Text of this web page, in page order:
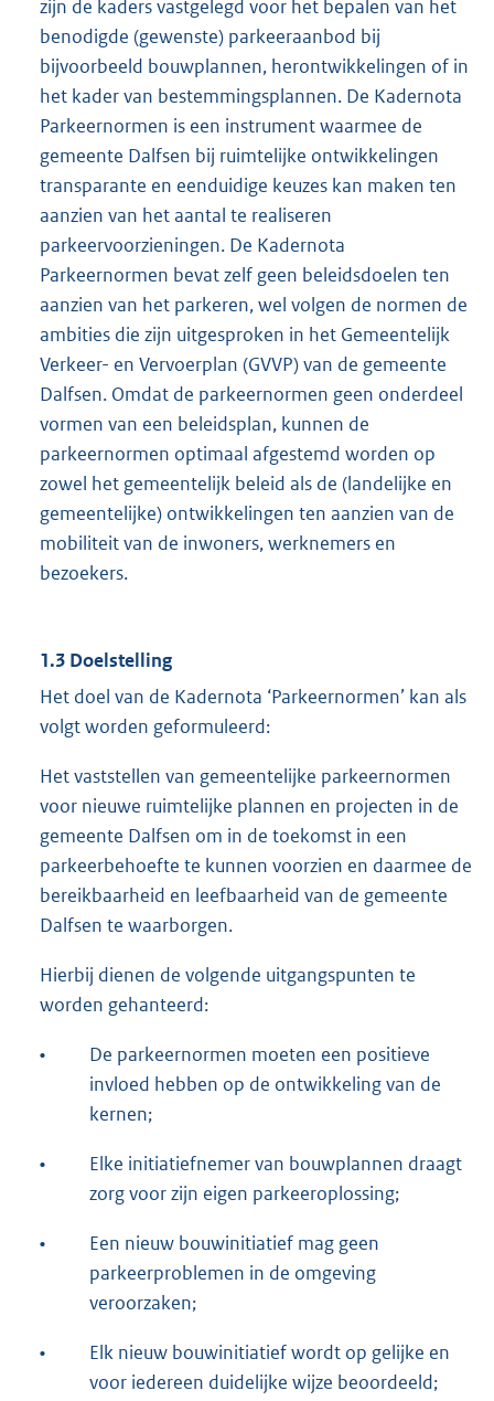
zijn de kaders vastgelegd voor het bepalen van het
benodigde (gewenste) parkeeraanbod bij
bijvoorbeeld bouwplannen, herontwikkelingen of in
het kader van bestemmingsplannen. De Kadernota
Parkeernormen is een instrument waarmee de
gemeente Dalfsen bij ruimtelijke ontwikkelingen
transparante en eenduidige keuzes kan maken ten
aanzien van het aantal te realiseren
parkeervoorzieningen. De Kadernota
Parkeernormen bevat zelf geen beleidsdoelen ten
aanzien van het parkeren, wel volgen de normen de
ambities die zijn uitgesproken in het Gemeentelijk
Verkeer- en Vervoerplan (GVVP) van de gemeente
Dalfsen. Omdat de parkeernormen geen onderdeel
vormen van een beleidsplan, kunnen de
parkeernormen optimaal afgestemd worden op
zowel het gemeentelijk beleid als de (landelijke en
gemeentelijke) ontwikkelingen ten aanzien van de
mobiliteit van de inwoners, werknemers en
bezoekers.
1.3 Doelstelling
Het doel van de Kadernota ‘Parkeernormen’ kan als
volgt worden geformuleerd:
Het vaststellen van gemeentelijke parkeernormen
voor nieuwe ruimtelijke plannen en projecten in de
gemeente Dalfsen om in de toekomst in een
parkeerbehoefte te kunnen voorzien en daarmee de
bereikbaarheid en leefbaarheid van de gemeente
Dalfsen te waarborgen.
Hierbij dienen de volgende uitgangspunten te
worden gehanteerd:
•
De parkeernormen moeten een positieve
invloed hebben op de ontwikkeling van de
kernen;
•
Elke initiatiefnemer van bouwplannen draagt
zorg voor zijn eigen parkeeroplossing;
•
Een nieuw bouwinitiatief mag geen
parkeerproblemen in de omgeving
veroorzaken;
•
Elk nieuw bouwinitiatief wordt op gelijke en
voor iedereen duidelijke wijze beoordeeld;